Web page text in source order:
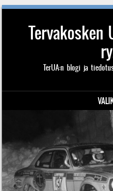
TerUA:n blogi ja